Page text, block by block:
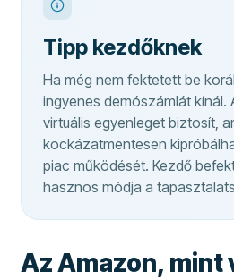
Tipp kezdőknek
Ha még nem fektetett be
ingyenes demószámlát kínál.
virtuális egyenleget biztosít,
kockázatmentesen
piac működését. Kezdő
hasznos módja a
Az Amazon, mint